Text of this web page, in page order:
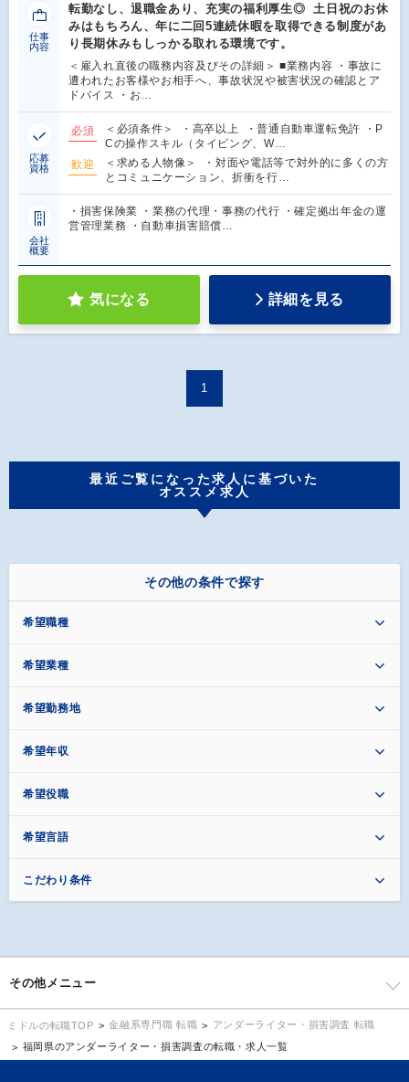
仕事
内容
転勤なし、退職金あり、充実の福利厚生◎ 土日祝のお休
みはもちろん、年に二回5連続休暇を取得できる制度があ
り長期休みもしっかる取れる環境です。
＜雇入れ直後の職務内容及びその詳細＞ ■業務内容 ・事故に
遭われたお客様やお相手へ、事故状況や被害状況の確認とア
ドバイス ・お…
応募
資格
必須
＜必須条件＞ ・高卒以上 ・普通自動車運転免許 ・P
Cの操作スキル（タイピング、W…
歓迎
＜求める人物像＞ ・対面や電話等で対外的に多くの方
とコミュニケーション、折衝を行…
会社
概要
・損害保険業 ・業務の代理・事務の代行 ・確定拠出年金の運
営管理業務 ・自動車損害賠償…
気になる 詳細を見る
1
最近ご覧になった求人に基づいた
オススメ求人
その他の条件で探す
希望職種
希望業種
希望勤務地
希望年収
希望役職
希望言語
こだわり条件
その他メニュー
ミドルの転職TOP 金融系専門職 転職
アンダーライター・損害調査 転職
福岡県のアンダーライター・損害調査の転職・求人一覧